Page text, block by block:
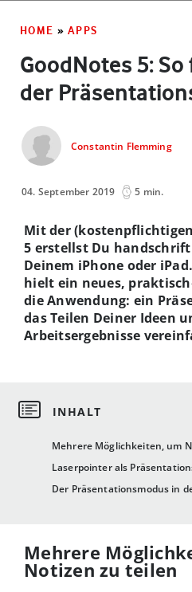
HOME » APPS
GoodNotes 5:
der
Constantin Flemming
04. September 2019 5 min.
Mehrere Möglichkeiten, um
Laserpointer als
Der Präsentationsmodus in
Mit der
5 erstellst Du
Deinem iPhone oder
hielt ein neues,
die Anwendung: ein
das Teilen Deiner Ideen
Arbeitsergebnisse
Mehrere
Notizen zu teilen